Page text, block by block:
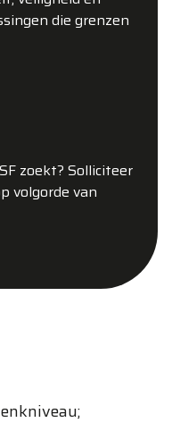
die grenzen
zoekt? Solliciteer
volgorde van